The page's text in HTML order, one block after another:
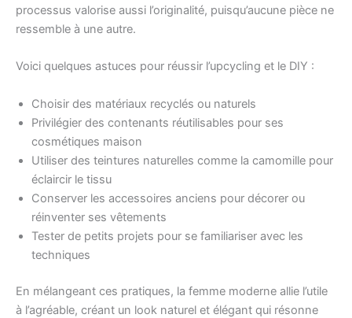
processus valorise aussi l’originalité, puisqu’aucune pièce ne
ressemble à une autre.
Voici quelques astuces pour réussir l’upcycling et le DIY :
Choisir des matériaux recyclés ou naturels
Privilégier des contenants réutilisables pour ses
cosmétiques maison
Utiliser des teintures naturelles comme la camomille pour
éclaircir le tissu
Conserver les accessoires anciens pour décorer ou
réinventer ses vêtements
Tester de petits projets pour se familiariser avec les
techniques
En mélangeant ces pratiques, la femme moderne allie l’utile
à l’agréable, créant un look naturel et élégant qui résonne